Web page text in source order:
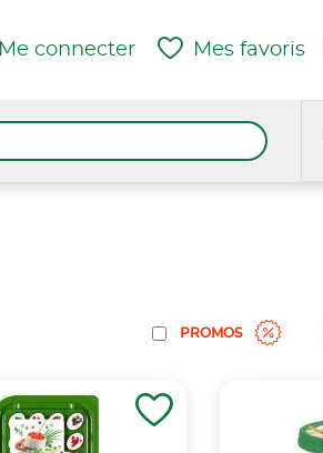
Me connecter Mes favoris
PROMOS